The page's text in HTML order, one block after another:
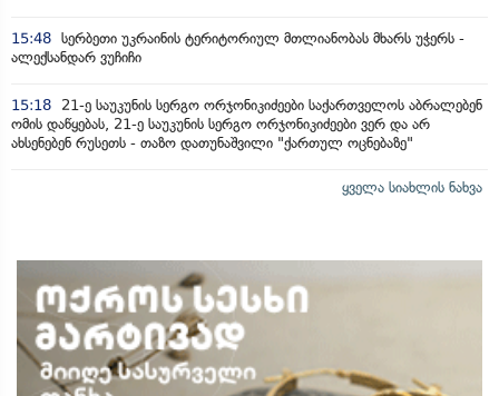
15:48 სერბეთი უკრაინის ტერიტორიულ მთლიანობას მხარს უჭერს -
ალექსანდარ ვუჩიჩი
15:18
21-ე საუკუნის სერგო ორჯონიკიძეები საქართველოს აბრალებენ
ომის დაწყებას, 21-ე საუკუნის სერგო ორჯონიკიძეები ვერ და არ
ახსენებენ რუსეთს - თაზო დათუნაშვილი "ქართულ ოცნებაზე"
ყველა სიახლის ნახვა